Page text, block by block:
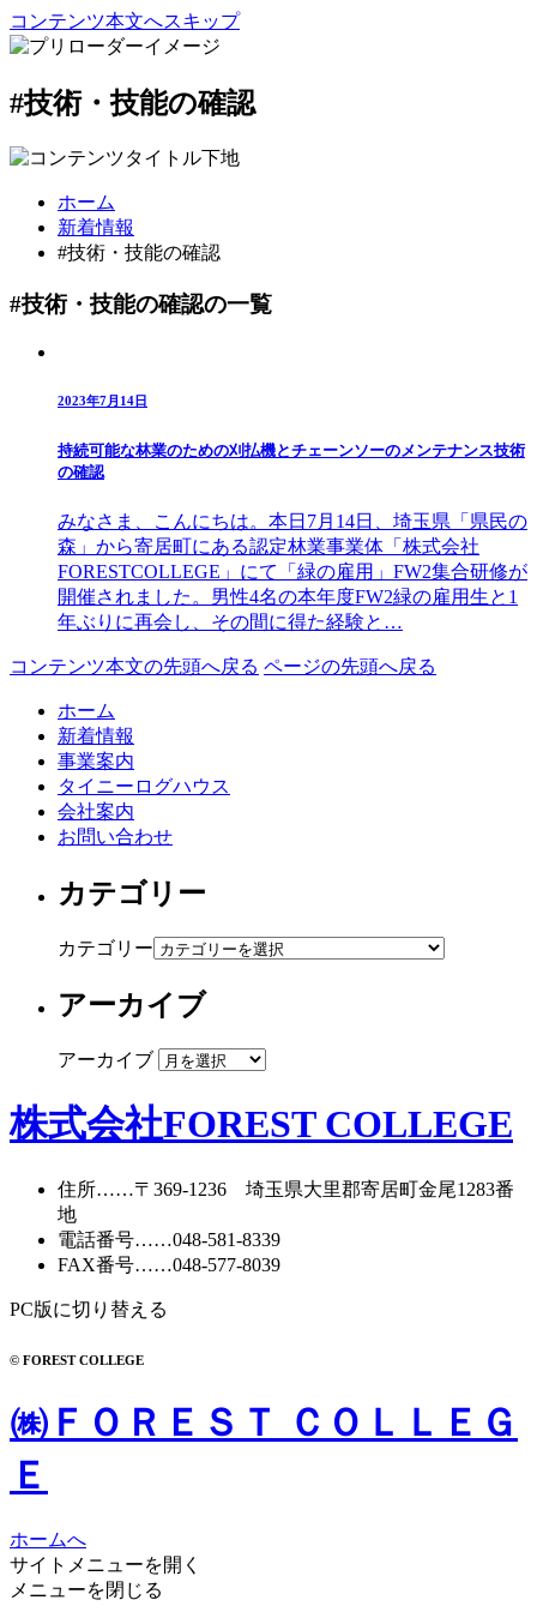
コンテンツ本文へスキップ
#技術・技能の確認
ホーム
新着情報
#技術・技能の確認
#技術・技能の確認の一覧
2023年7月14日
持続可能な林業のための刈払機とチェーンソーのメンテナンス技術
の確認
みなさま、こんにちは。本日7月14日、埼玉県「県民の
森」から寄居町にある認定林業事業体「株式会社
FORESTCOLLEGE」にて「緑の雇用」FW2集合研修が
開催されました。男性4名の本年度FW2緑の雇用生と1
年ぶりに再会し、その間に得た経験と…
コンテンツ本文の先頭へ戻る ページの先頭へ戻る
ホーム
新着情報
事業案内
タイニーログハウス
会社案内
お問い合わせ
カテゴリー
カテゴリー
アーカイブ
アーカイブ
株式会社FOREST COLLEGE
住所……〒369-1236 埼玉県大里郡寄居町金尾1283番
地
電話番号……048-581-8339
FAX番号……048-577-8039
PC版に切り替える
© FOREST COLLEGE
㈱ＦＯＲＥＳＴ ＣＯＬＬＥＧ
Ｅ
ホームへ
サイトメニューを開く
メニューを閉じる